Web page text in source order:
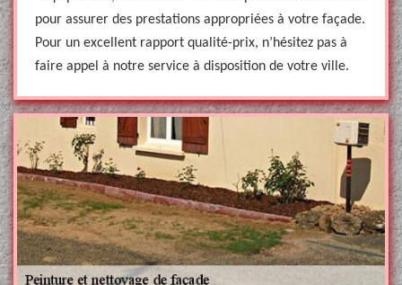
pour assurer des prestations appropriées à votre façade.
Pour un excellent rapport qualité-prix, n’hésitez pas à
faire appel à notre service à disposition de votre ville.